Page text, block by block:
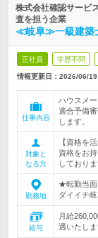
株式会社確認サービ
査を担う企業
≪岐阜≫一級建築
正社員 学歴不問
情報更新日：2026/06/19
仕事内容
ハウスメ
適合予備
します。
対象と
なる方
【資格を
資格をお
しておりま
勤務地
★転勤当面
ダイイチ
給与
月給
遇いたし